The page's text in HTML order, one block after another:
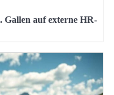
Gallen auf externe HR-